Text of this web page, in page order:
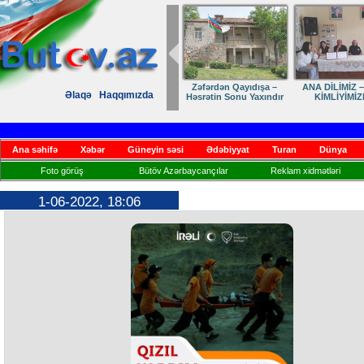
Əlaqə Haqqımızda
Zəfərdən Qayıdışa –
Həsrətin Sonu Yaxındır
ANA DİLİMİZ
Ana səhifə Xəbər Güneyin səsi Ədəbiyyat Turan Dünya
Foto görüş Bütöv Azərbaycançılar Reklam xidmətləri
1-06-2022, 18:06